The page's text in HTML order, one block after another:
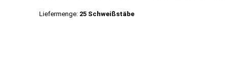
Liefermenge: 25 Schweißstäbe